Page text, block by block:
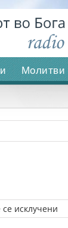
Молитви
исклучени